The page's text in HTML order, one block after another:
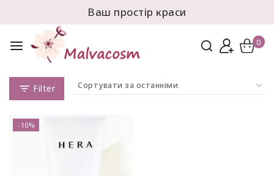
Ваш простір краси
0
Filter
-10%